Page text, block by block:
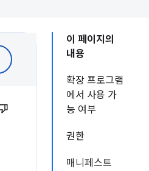
이 페이지의
내용
확장 프로그램
에서 사용 가
능 여부
권한
매니페스트